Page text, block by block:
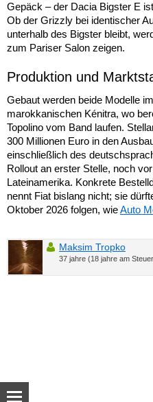
Gepäck – der Dacia Bigster E
Ob der Grizzly bei identischer
unterhalb des Bigster bleibt,
zum Pariser Salon zeigen.
Produktion und
Gebaut werden beide Modelle
marokkanischen Kénitra, wo
Topolino vom Band laufen.
300 Millionen Euro in den
einschließlich des
Rollout an erster Stelle, noch
Lateinamerika. Konkrete
nennt Fiat bislang nicht; sie
Oktober 2026 folgen, wieAuto
Maksim Tropko
37 jahre (18 jahre am